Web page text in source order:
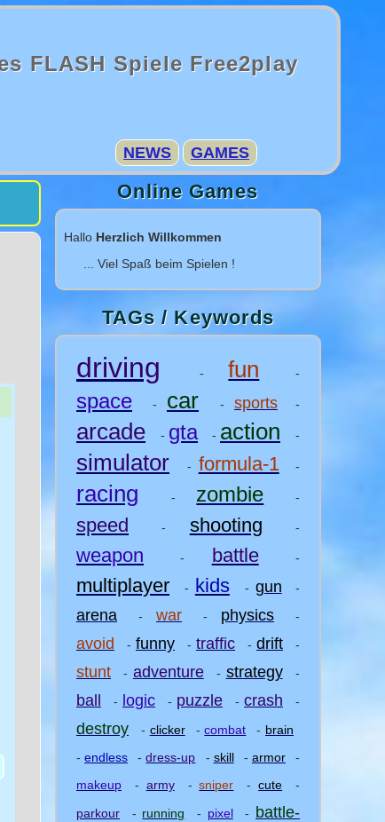
FLASH Spiele Free2play
GAMES
NEWS
Online Games
Hallo Herzlich Willkommen
... Viel Spaß beim Spielen !
TAGs / Keywords
driving - fun -
space - car - sports -
arcade - gta - action -
simulator - formula-1 -
racing - zombie -
speed - shooting -
weapon - battle -
multiplayer - kids - gun -
arena - war - physics -
avoid - funny - traffic - drift -
stunt - adventure - strategy -
ball - logic - puzzle - crash -
destroy - clicker -combat - brain
-endless -dress-up - skill - armor
-
makeup
- army -sniper -cute
-
parkour
- running - pixel -
battle-